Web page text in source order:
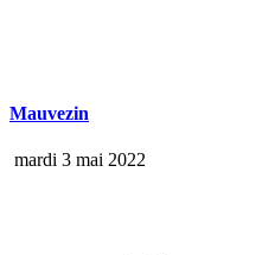
Mauvezin
mardi 3 mai 2022